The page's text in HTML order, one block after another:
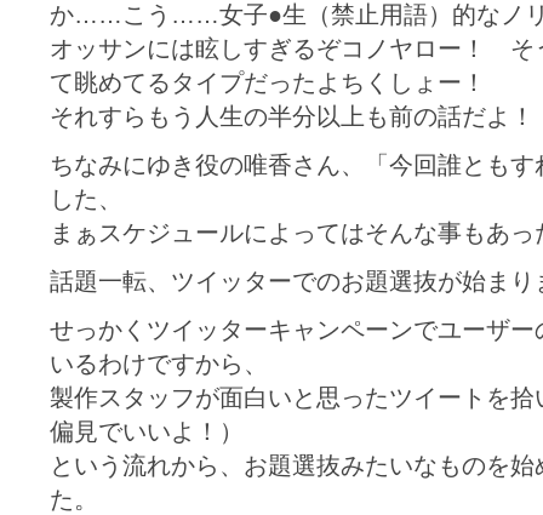
か……こう……女子●生（禁止用語）的なノ
オッサンには眩しすぎるぞコノヤロー！ そ
て眺めてるタイプだったよちくしょー！
それすらもう人生の半分以上も前の話だよ
ちなみにゆき役の唯香さん、「今回誰とも
した、
まぁスケジュールによってはそんな事もあ
話題一転、ツイッターでのお題選抜が始まり
せっかくツイッターキャンペーンでユーザ
いるわけですから、
製作スタッフが面白いと思ったツイートを
偏見でいいよ！）
という流れから、お題選抜みたいなものを
た。